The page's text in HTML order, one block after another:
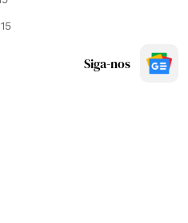
Siga-nos